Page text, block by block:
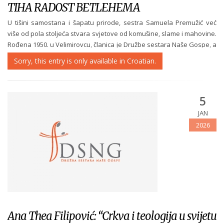
TIHA RADOST BETLEHEMA
U tišini samostana i šapatu prirode, sestra Samuela Premužić već
više od pola stoljeća stvara svjetove od komušine, slame i mahovine.
Rođena 1950. u Velimirovcu, članica je Družbe sestara Naše Gospe, a
njezin je život isprepleten molitvom, radom i stvaralaštvom. Iz
njezinih ruku...
Sorry, this entry is only available in Croatian.
5
JAN
2026
Ana Thea Filipović: “Crkva i teologija u svijetu